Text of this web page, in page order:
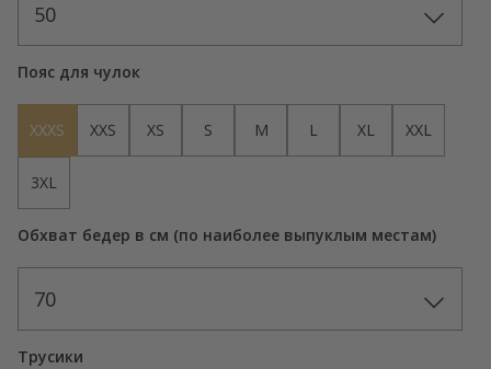
50
Пояс для чулок
XXXS XXS XS S M L XL XXL
3XL
Обхват бедер в см (по наиболее выпуклым местам)
70
Трусики